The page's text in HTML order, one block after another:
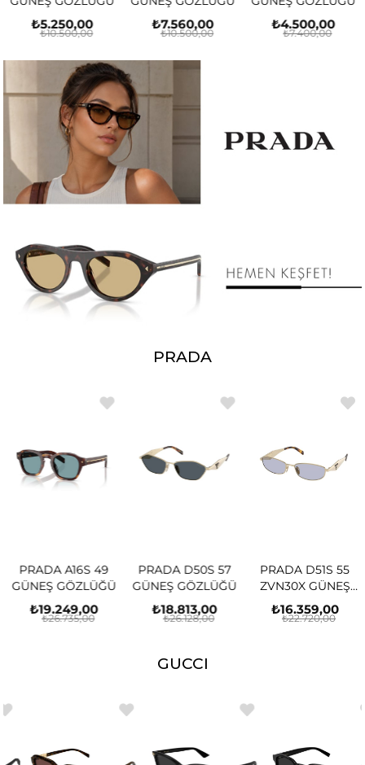
₺5.250,00
₺10.500,00
₺7.560,00
₺10.500,00
₺4.500,00
₺7.400,00
PRADA
PRADA A16S 49
GÜNEŞ GÖZLÜĞÜ
₺19.249,00
₺26.735,00
PRADA D50S 57
GÜNEŞ GÖZLÜĞÜ
₺18.813,00
₺26.128,00
PRADA D51S 55
ZVN30X GÜNEŞ
GÖZLÜĞÜ
₺16.359,00
₺22.720,00
GUCCI